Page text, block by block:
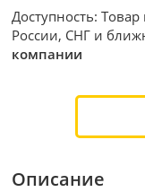
Доступность:
России, СНГ и
компании
Описание